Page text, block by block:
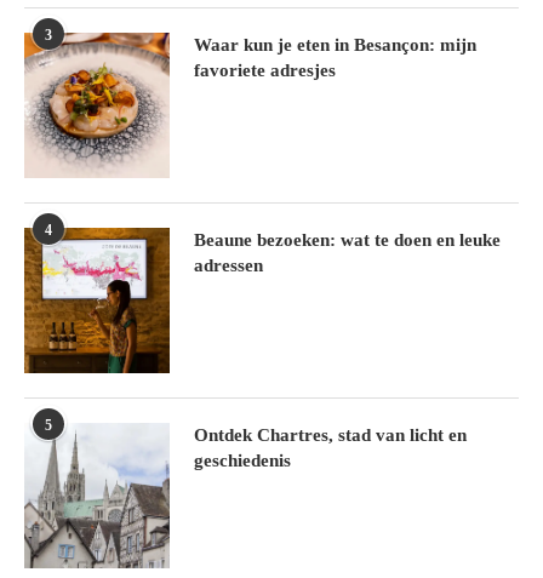
3
Waar kun je eten in Besançon: mijn
favoriete adresjes
4
Beaune bezoeken: wat te doen en leuke
adressen
5
Ontdek Chartres, stad van licht en
geschiedenis